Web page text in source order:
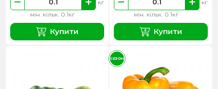
мін. кільк. 0.1кг
кг
Купити
мін. кільк. 0.1кг
кг
Купити
СЕЗОН